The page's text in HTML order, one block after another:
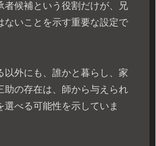
者候補という役割だけが、兄
ないことを示す重要な設定で
以外にも、誰かと暮らし、家
助の存在は、師から与えられ
選べる可能性を示していま